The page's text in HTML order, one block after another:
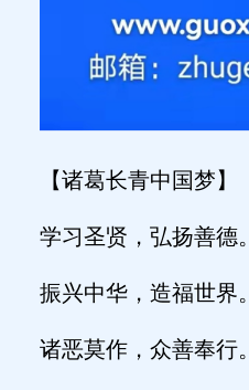
【诸葛长青中国梦】
学习圣贤，弘扬善德。
振兴中华，造福世界。
诸恶莫作，众善奉行。